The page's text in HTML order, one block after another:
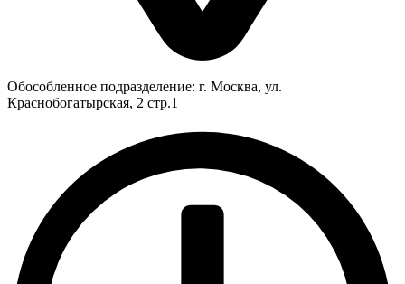
Обособленное подразделение: г. Москва, ул.
Краснобогатырская, 2 стр.1